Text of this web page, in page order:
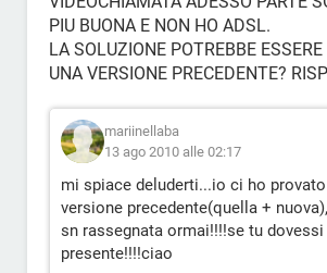
PIU BUONA E NON HO ADSL.
LA SOLUZIONE POTREBBE
UNA VERSIONE PRECEDENTE?
mariinellaba
13 ago 2010 alle 02:17
mi spiace deluderti...io ci ho
versione precedente(quella +
sn rassegnata ormai!!!!se tu
presente!!!!ciao